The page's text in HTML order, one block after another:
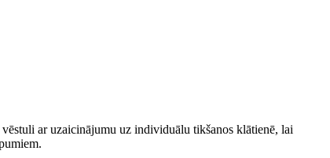
ar uzaicinājumu uz individuālu tikšanos klātienē, lai